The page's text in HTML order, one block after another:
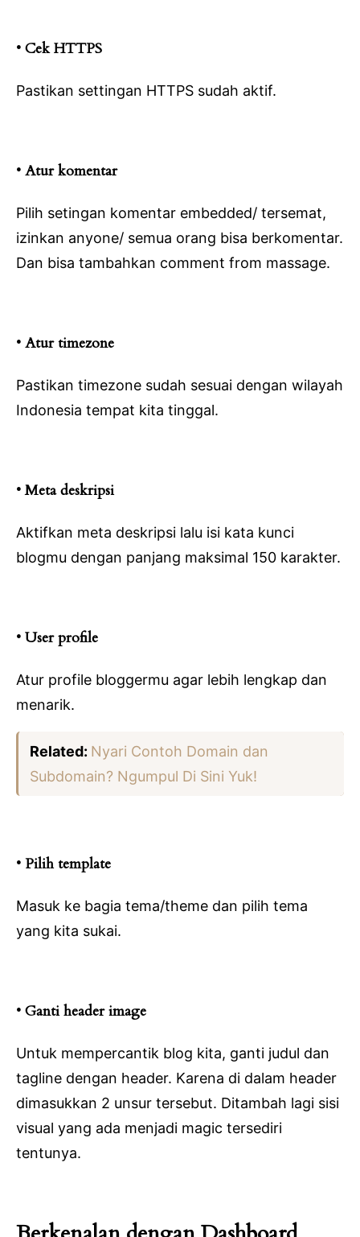
• Cek HTTPS
Pastikan settingan HTTPS sudah aktif.
• Atur komentar
Pilih setingan komentar embedded/ tersemat,
izinkan anyone/ semua orang bisa berkomentar.
Dan bisa tambahkan comment from massage.
• Atur timezone
Pastikan timezone sudah sesuai dengan wilayah
Indonesia tempat kita tinggal.
• Meta deskripsi
Aktifkan meta deskripsi lalu isi kata kunci
blogmu dengan panjang maksimal 150 karakter.
• User profile
Atur profile bloggermu agar lebih lengkap dan
menarik.
Related: Nyari Contoh Domain dan
Subdomain? Ngumpul Di Sini Yuk!
• Pilih template
Masuk ke bagia tema/theme dan pilih tema
yang kita sukai.
• Ganti header image
Untuk mempercantik blog kita, ganti judul dan
tagline dengan header. Karena di dalam header
dimasukkan 2 unsur tersebut. Ditambah lagi sisi
visual yang ada menjadi magic tersediri
tentunya.